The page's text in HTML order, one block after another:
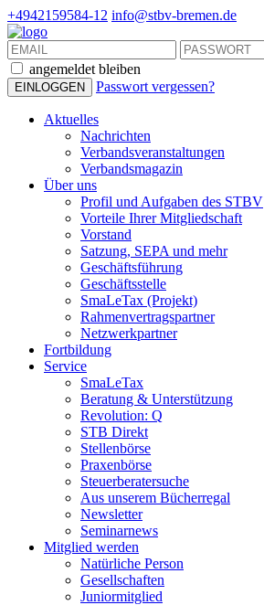
+4942159584-12 info@stbv-bremen.de
angemeldet bleiben
Passwort vergessen?
Aktuelles
Nachrichten
Verbandsveranstaltungen
Verbandsmagazin
Über uns
Profil und Aufgaben des STBV
Vorteile Ihrer Mitgliedschaft
Vorstand
Satzung, SEPA und mehr
Geschäftsführung
Geschäftsstelle
SmaLeTax (Projekt)
Rahmenvertragspartner
Netzwerkpartner
Fortbildung
Service
SmaLeTax
Beratung & Unterstützung
Revolution: Q
STB Direkt
Stellenbörse
Praxenbörse
Steuerberatersuche
Aus unserem Bücherregal
Newsletter
Seminarnews
Mitglied werden
Natürliche Person
Gesellschaften
Juniormitglied